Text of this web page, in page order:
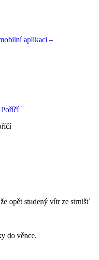
aplikaci –
opět studený vítr ze strnišť
do věnce.